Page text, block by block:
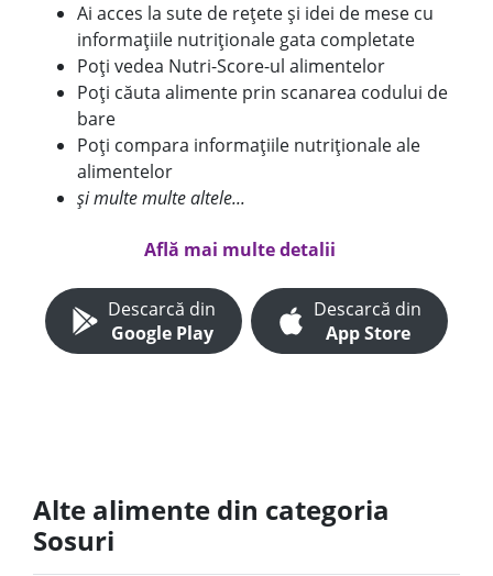
Ai acces la sute de rețete și idei de mese cu
informațiile nutriționale gata completate
Poți vedea Nutri-Score-ul alimentelor
Poți căuta alimente prin scanarea codului de
bare
Poți compara informațiile nutriționale ale
alimentelor
și multe multe altele...
Află mai multe detalii
Descarcă din
Google Play
Descarcă din
App Store
Alte alimente din categoria
Sosuri